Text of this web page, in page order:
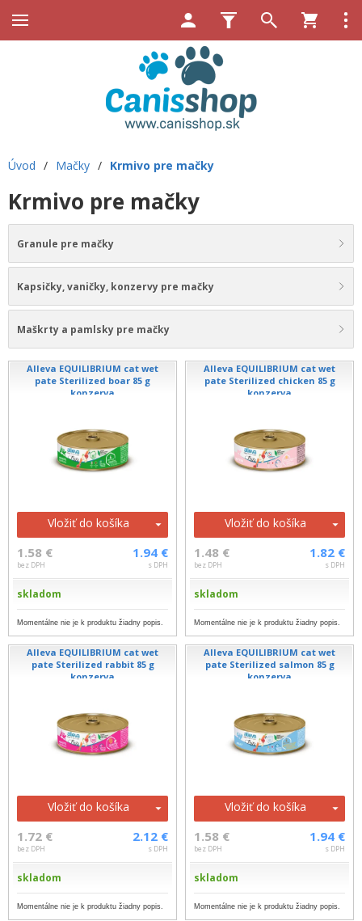
Úvod / Mačky / Krmivo pre mačky
Krmivo pre mačky
Granule pre mačky
Kapsičky, vaničky, konzervy pre mačky
Maškrty a pamlsky pre mačky
Alleva EQUILIBRIUM cat wet
pate Sterilized boar 85 g
konzerva
Vložiť do košíka
1.58 €
bez DPH
1.94 €
s DPH
skladom
Momentálne nie je k produktu žiadny popis.
Alleva EQUILIBRIUM cat wet
pate Sterilized chicken 85 g
konzerva
Vložiť do košíka
1.48 €
bez DPH
1.82 €
s DPH
skladom
Momentálne nie je k produktu žiadny popis.
Alleva EQUILIBRIUM cat wet
pate Sterilized rabbit 85 g
konzerva
Vložiť do košíka
1.72 €
bez DPH
2.12 €
s DPH
skladom
Momentálne nie je k produktu žiadny popis.
Alleva EQUILIBRIUM cat wet
pate Sterilized salmon 85 g
konzerva
Vložiť do košíka
1.58 €
bez DPH
1.94 €
s DPH
skladom
Momentálne nie je k produktu žiadny popis.